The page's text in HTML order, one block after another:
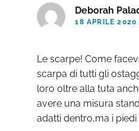
Deborah
18 APRILE
Le scarpe! Come
scarpa di tutti gli
loro oltre alla tuta
avere una misura
adatti dentro,ma i piedi